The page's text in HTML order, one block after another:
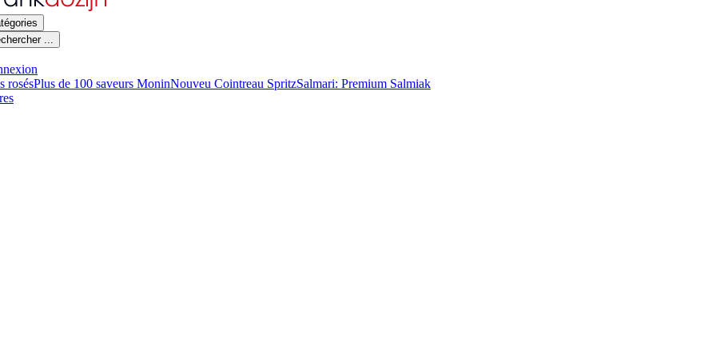
...
rosésPlus de 100 saveurs MoninNouveu Cointreau SpritzSalmari: Premium Salmiak